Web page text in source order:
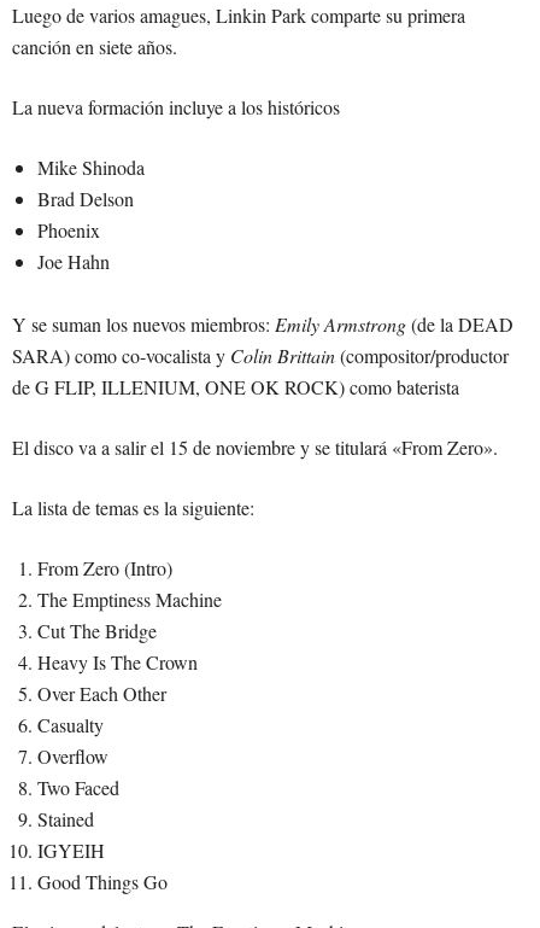
Luego de varios amagues, Linkin Park comparte su primera
canción en siete años.
La nueva formación incluye a los históricos
Mike Shinoda
Brad Delson
Phoenix
Joe Hahn
Y se suman los nuevos miembros: Emily Armstrong(de la DEAD
SARA) como co-vocalista y Colin Brittain(compositor/productor
de G FLIP, ILLENIUM, ONE OK ROCK) como baterista
El disco va a salir el 15 de noviembre y se titulará «From Zero».
La lista de temas es la siguiente:
From Zero (Intro)
The Emptiness Machine
Cut The Bridge
Heavy Is The Crown
Over Each Other
Casualty
Overflow
Two Faced
Stained
IGYEIH
Good Things Go